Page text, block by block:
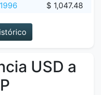
$ 1,047.48
USD a